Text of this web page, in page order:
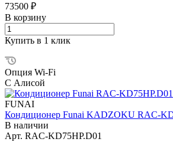
73500 ₽
В корзину
Купить в 1 клик
Опция Wi-Fi
С Алисой
FUNAI
Кондиционер Funai KADZOKU RAC-
В наличии
Арт. RAC-KD75HP.D01